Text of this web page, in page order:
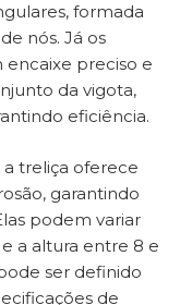
formada
nós. Já os
preciso e
da vigota,
eficiência.
treliça oferece
garantindo
podem variar
a altura entre 8 e
ser definido
de